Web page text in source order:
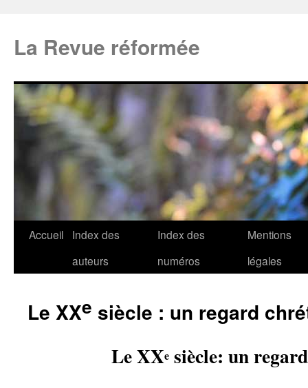
La Revue réformée
Accueil
Index des
auteurs
Index des
numéros
Mentions
légales
Le XXe siècle : un regard
Le XXe siècle: un